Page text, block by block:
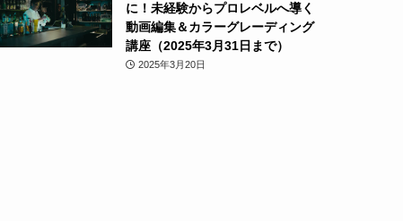
に！未経験からプロレベルへ導く
動画編集＆カラーグレーディング
講座（2025年3月31日まで）
2025年3月20日